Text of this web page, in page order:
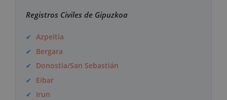
Registros Civiles de Gipuzkoa
Azpeitia
Bergara
Donostia/San Sebastián
Eibar
Irun